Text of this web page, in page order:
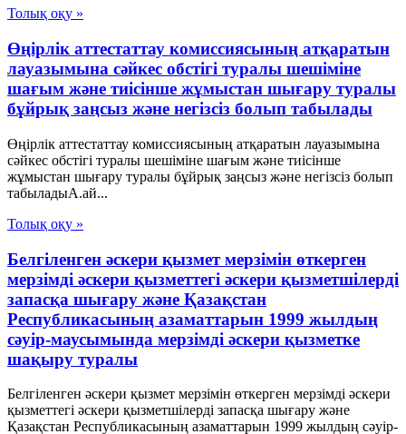
Толық оқу »
Өңірлік аттестаттау комиссиясының атқаратын
лауазымына сәйкес обстігі туралы шешіміне
шағым және тиісінше жұмыстан шығару туралы
бұйрық заңсыз және негізсіз болып табылады
Өңірлік аттестаттау комиссиясының атқаратын лауазымына
сәйкес обстігі туралы шешіміне шағым және тиісінше
жұмыстан шығару туралы бұйрық заңсыз және негізсіз болып
табыладыА.ай...
Толық оқу »
Белгіленген әскери қызмет мерзімін өткерген
мерзімді әскери қызметтегі әскери қызметшілерді
запасқа шығару және Қазақстан
Республикасының азаматтарын 1999 жылдың
сәуір-маусымында мерзімді әскери қызметке
шақыру туралы
Белгіленген әскери қызмет мерзімін өткерген мерзімді әскери
қызметтегі әскери қызметшілерді запасқа шығару және
Қазақстан Республикасының азаматтарын 1999 жылдың сәуір-